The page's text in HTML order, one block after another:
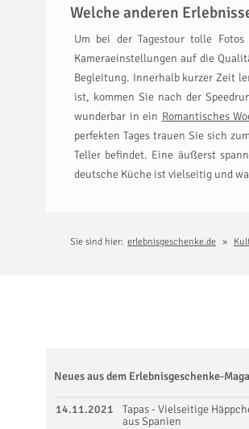
Welche anderen
Um bei der Tagestour tolle
Kameraeinstellungen auf die
Begleitung. Innerhalb kurzer Zeit
ist, kommen Sie nach der
wunderbar in ein Romantisches
perfekten Tages trauen Sie sich zum
Teller befindet. Eine äußerst
deutsche Küche ist vielseitig und
Sie sind hier: erlebnisgeschenke.de
Neues aus dem Erlebnisgeschenke-
14.11.2021
Tapas - Vielseitige
aus Spanien